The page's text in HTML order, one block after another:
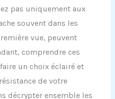
pas uniquement aux
souvent dans les
vue, peuvent
comprendre ces
un choix éclairé et
de votre
décrypter ensemble les